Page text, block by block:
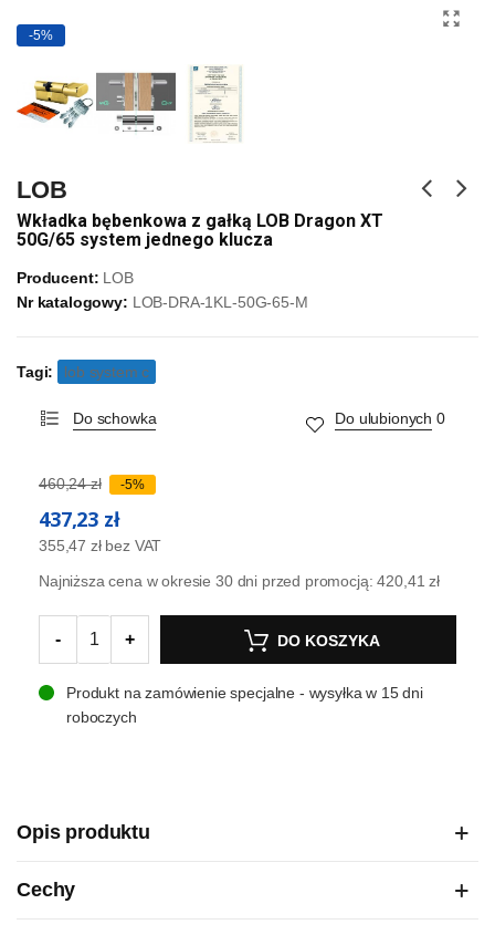
-5%
LOB
Wkładka bębenkowa z gałką LOB Dragon XT
50G/65 system jednego klucza
Producent: LOB
Nr katalogowy: LOB-DRA-1KL-50G-65-M
Tagi: lob system c
Do schowka Do ulubionych 0
460,24 zł -5%
437,23 zł
355,47 zł bez VAT
Najniższa cena w okresie 30 dni przed promocją:420,41 zł
- + DO KOSZYKA
Produkt na zamówienie specjalne - wysyłka w 15 dni
roboczych
Opis produktu
Cechy